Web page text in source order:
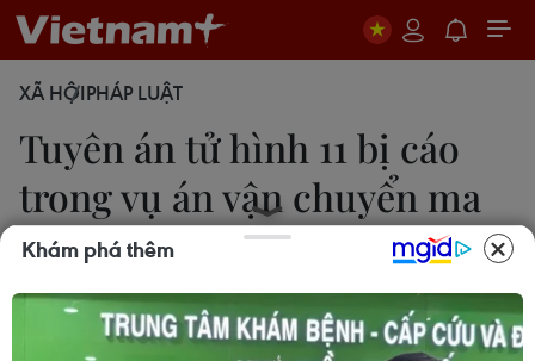
XÃ HỘIPHÁP LUẬT
Tuyên án tử hình 11 bị cáo
trong vụ án vận chuyển ma
túy
Kim Anh
02/07/2025 11:55
Khám phá thêm